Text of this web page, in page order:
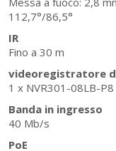
112,7°/86,5°
IR
Fino a 30 m
videoregistratore
1 x NVR301-08LB-P8
Banda in ingresso
40 Mb/s
PoE